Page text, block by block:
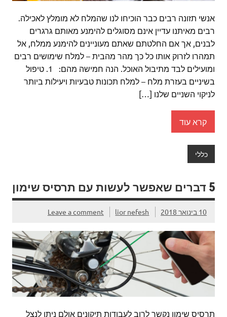
אנשי תזונה רבים כבר הוכיחו לנו שהמלח לא מומלץ לאכילה.
רבים מאיתנו עדיין אינם מסוגלים להימנע מאותם גרגרים
לבנים, אך אם החלטתם שאתם מעוניינים להימנע ממלח, אל
תמהרו לזרוק אותו כל כך מהר מהבית – למלח שימושים רבים
ומועילים לבד מתיבול האוכל. הנה חמישה מהם: 1. טיפול
בשיניים בעזרת מלח – למלח תכונות טבעיות ויעילות ביותר
לניקוי השניים שלנו […]
קרא עוד
כללי
5 דברים שאפשר לעשות עם תרסיס שימון
10 בינואר 2018 lior nefesh
Leave a comment
תרסיס שימון נקשר לרוב לעבודות תיקונים אולם ניתן לנצל